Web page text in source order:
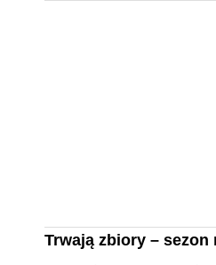
Trwają zbiory – sezon